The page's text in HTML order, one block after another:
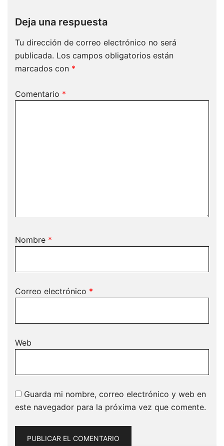
Deja una respuesta
Tu dirección de correo electrónico no será
publicada. Los campos obligatorios están
marcados con *
Comentario *
Nombre *
Correo electrónico *
Web
Guarda mi nombre, correo electrónico y web en
este navegador para la próxima vez que comente.